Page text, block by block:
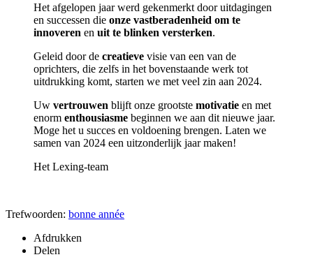
Het afgelopen jaar werd gekenmerkt door uitdagingen
en successen die onze vastberadenheid om te
innoveren en uit te blinken versterken.
Geleid door de creatieve visie van een van de
oprichters, die zelfs in het bovenstaande werk tot
uitdrukking komt, starten we met veel zin aan 2024.
Uw vertrouwen blijft onze grootste motivatie en met
enorm enthousiasme beginnen we aan dit nieuwe jaar.
Moge het u succes en voldoening brengen. Laten we
samen van 2024 een uitzonderlijk jaar maken!
Het Lexing-team
Trefwoorden: bonne année
Afdrukken
Delen